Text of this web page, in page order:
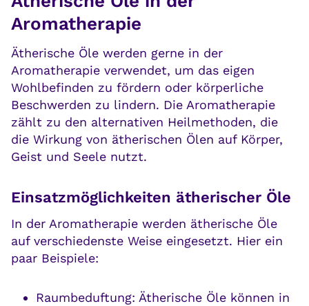
Aromatherapie
Ätherische Öle werden gerne in der
Aromatherapie verwendet, um das eigen
Wohlbefinden zu fördern oder körperliche
Beschwerden zu lindern. Die Aromatherapie
zählt zu den alternativen Heilmethoden, die
die Wirkung von ätherischen Ölen auf Körper,
Geist und Seele nutzt.
Einsatzmöglichkeiten ätherischer Öle
In der Aromatherapie werden ätherische Öle
auf verschiedenste Weise eingesetzt. Hier ein
paar Beispiele:
Raumbeduftung: Ätherische Öle können in